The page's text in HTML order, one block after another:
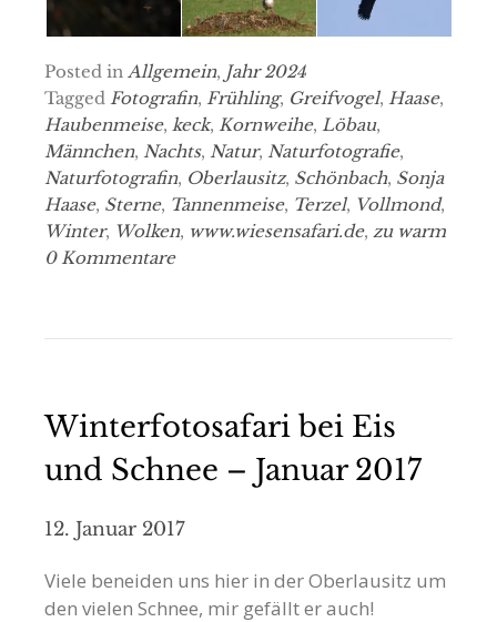
Posted in Allgemein, Jahr 2024
Tagged Fotografin, Frühling, Greifvogel, Haase,
Haubenmeise, keck, Kornweihe, Löbau,
Männchen, Nachts, Natur, Naturfotografie,
Naturfotografin, Oberlausitz, Schönbach, Sonja
Haase, Sterne, Tannenmeise, Terzel, Vollmond,
Winter, Wolken, www.wiesensafari.de, zu warm
0 Kommentare
Winterfotosafari bei Eis
und Schnee – Januar 2017
12. Januar 2017
Viele beneiden uns hier in der Oberlausitz um
den vielen Schnee, mir gefällt er auch!